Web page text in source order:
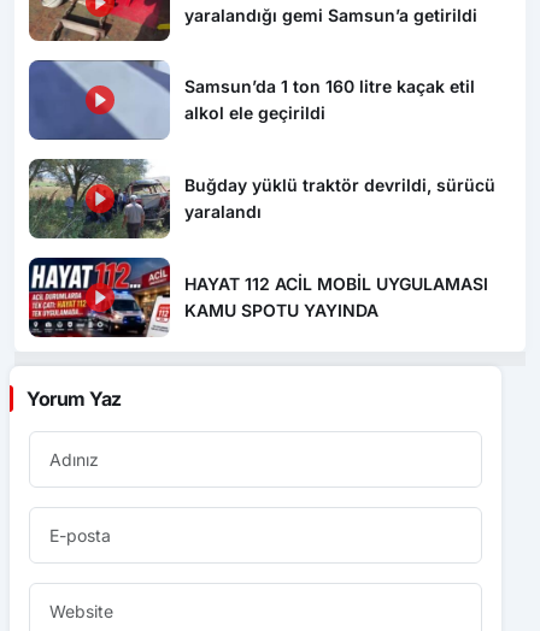
yaralandığı gemi Samsun’a getirildi
Samsun’da 1 ton 160 litre kaçak etil
alkol ele geçirildi
Buğday yüklü traktör devrildi, sürücü
yaralandı
HAYAT 112 ACİL MOBİL UYGULAMASI
KAMU SPOTU YAYINDA
Yorum Yaz